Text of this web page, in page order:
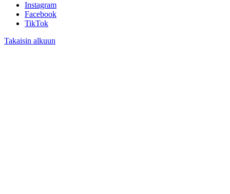
Instagram
Facebook
TikTok
Takaisin alkuun